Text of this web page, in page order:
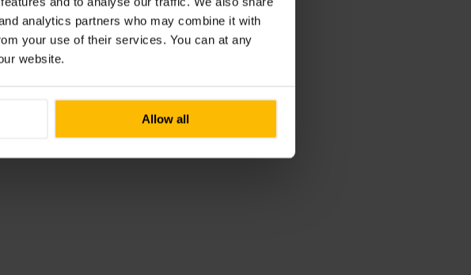
analytics partners who may combine it with
your use of their services. You can at any
website.
Allow all